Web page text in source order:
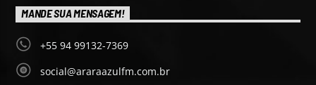
MANDE SUA MENSAGEM!
+55 94 99132-7369
social@araraazulfm.com.br